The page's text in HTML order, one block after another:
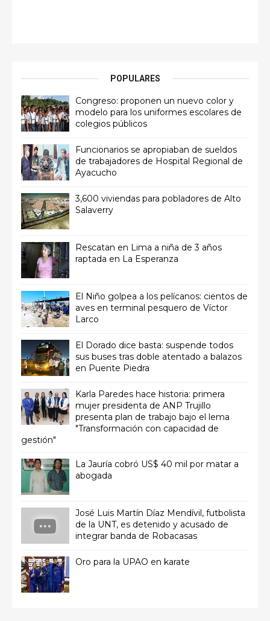
POPULARES
Congreso: proponen un nuevo color y
modelo para los uniformes escolares de
colegios públicos
Funcionarios se apropiaban de sueldos
de trabajadores de Hospital Regional de
Ayacucho
3,600 viviendas para pobladores de Alto
Salaverry
Rescatan en Lima a niña de 3 años
raptada en La Esperanza
El Niño golpea a los pelícanos: cientos de
aves en terminal pesquero de Víctor
Larco
El Dorado dice basta: suspende todos
sus buses tras doble atentado a balazos
en Puente Piedra
Karla Paredes hace historia: primera
mujer presidenta de ANP Trujillo
presenta plan de trabajo bajo el lema
"Transformación con capacidad de
gestión"
La Jauría cobró US$ 40 mil por matar a
abogada
José Luis Martín Díaz Mendívil, futbolista
de la UNT, es detenido y acusado de
integrar banda de Robacasas
Oro para la UPAO en karate